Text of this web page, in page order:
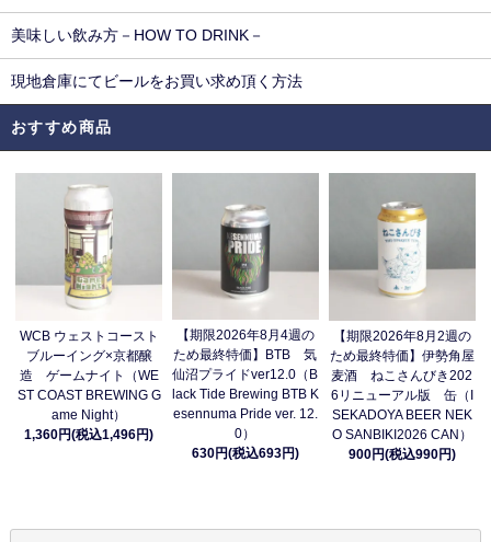
美味しい飲み方－HOW TO DRINK－
現地倉庫にてビールをお買い求め頂く方法
おすすめ商品
WCB ウェストコースト
ブルーイング×京都醸
造 ゲームナイト（WE
ST COAST BREWING G
ame Night）
1,360円(税込1,496円)
【期限2026年8月4週の
ため最終特価】BTB 気
仙沼プライドver12.0（B
lack Tide Brewing BTB K
esennuma Pride ver. 12.
0）
630円(税込693円)
【期限2026年8月2週の
ため最終特価】伊勢角屋
麦酒 ねこさんびき202
6リニューアル版 缶（I
SEKADOYA BEER NEK
O SANBIKI2026 CAN）
900円(税込990円)